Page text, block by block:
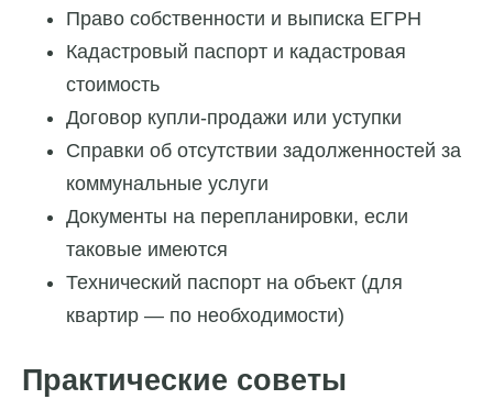
Право собственности и выписка ЕГРН
Кадастровый паспорт и кадастровая
стоимость
Договор купли-продажи или уступки
Справки об отсутствии задолженностей за
коммунальные услуги
Документы на перепланировки, если
таковые имеются
Технический паспорт на объект (для
квартир — по необходимости)
Практические советы